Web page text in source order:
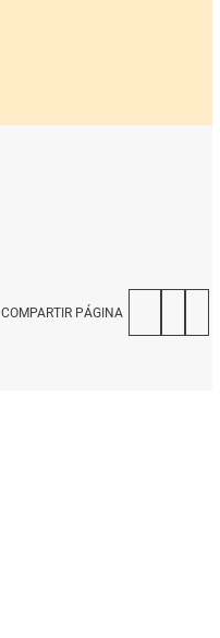
COMPARTIR PÁGINA